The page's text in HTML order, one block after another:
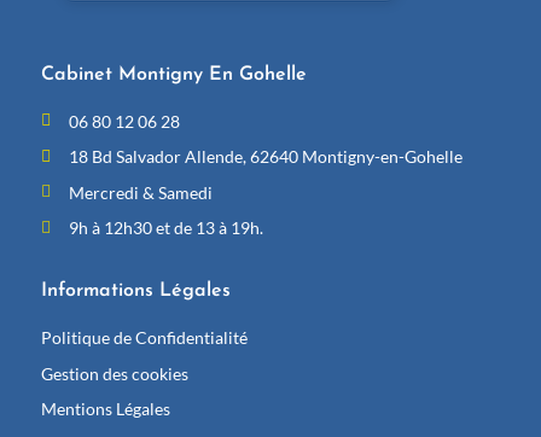
Cabinet Montigny En Gohelle
06 80 12 06 28
18 Bd Salvador Allende, 62640 Montigny-en-Gohelle
Mercredi & Samedi
9h à 12h30 et de 13 à 19h.
Informations Légales
Politique de Confidentialité
Gestion des cookies
Mentions Légales